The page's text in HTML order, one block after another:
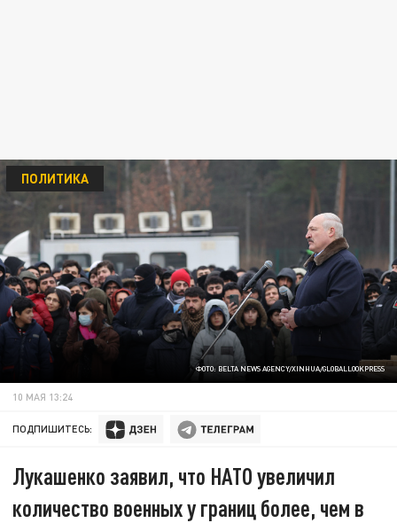
ФОТО: BELTA NEWS AGENCY/XINHUA/GLOBALLOOKPRESS
ПОЛИТИКА
10 МАЯ 13:24
ПОДПИШИТЕСЬ:
Лукашенко заявил, что НАТО увеличил
количество военных у границ более, чем в